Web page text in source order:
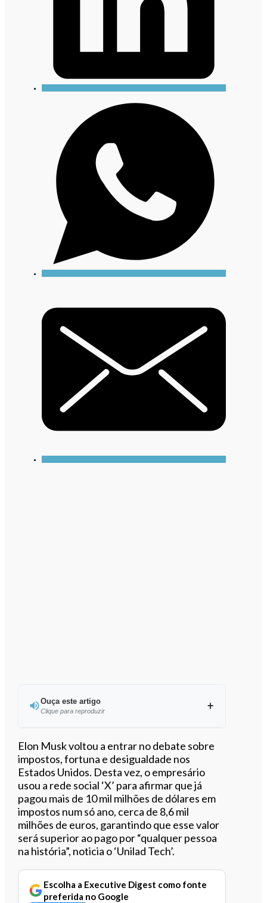
Ouça este artigo
Clique para reproduzir
Ouvir este artigo
Elon Musk voltou a entrar no debate sobre
impostos, fortuna e desigualdade nos
Estados Unidos. Desta vez, o empresário
usou a rede social ‘X’ para afirmar que já
pagou mais de 10 mil milhões de dólares em
impostos num só ano, cerca de 8,6 mil
milhões de euros, garantindo que esse valor
será superior ao pago por “qualquer pessoa
na história”, noticia o ‘Unilad Tech’.
Escolha a Executive Digest como fonte
preferida no Google